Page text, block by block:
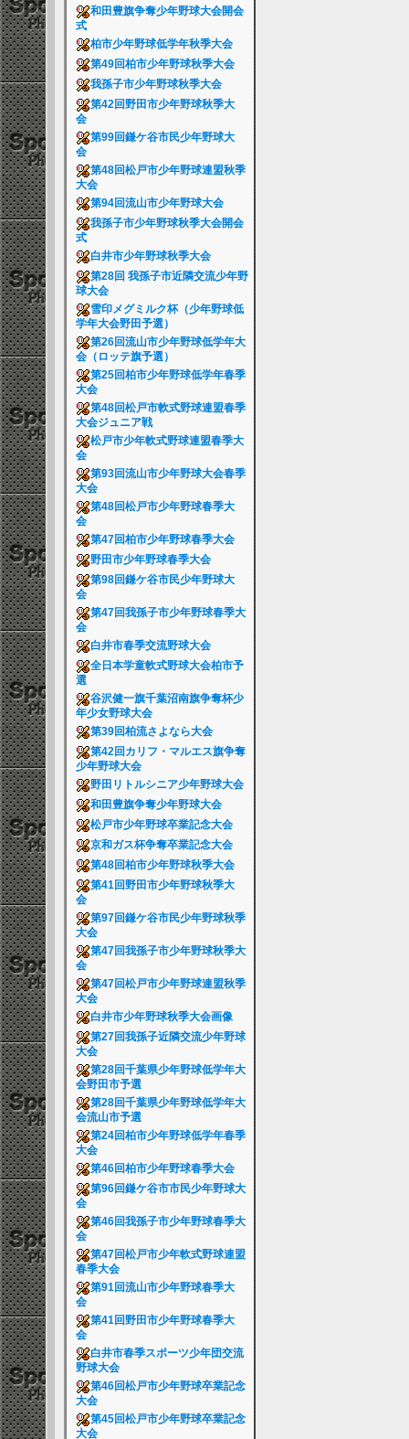
和田豊旗争奪少年野球大会開会
式
柏市少年野球低学年秋季大会
第49回柏市少年野球秋季大会
我孫子市少年野球秋季大会
第42回野田市少年野球秋季大
会
第99回鎌ケ谷市民少年野球大
会
第48回松戸市少年野球連盟秋季
大会
第94回流山市少年野球大会
我孫子市少年野球秋季大会開会
式
白井市少年野球秋季大会
第28回 我孫子市近隣交流少年野
球大会
雪印メグミルク杯（少年野球低
学年大会野田予選）
第26回流山市少年野球低学年大
会（ロッテ旗予選）
第25回柏市少年野球低学年春季
大会
第48回松戸市軟式野球連盟春季
大会ジュニア戦
松戸市少年軟式野球連盟春季大
会
第93回流山市少年野球大会春季
大会
第48回松戸市少年野球春季大
会
第47回柏市少年野球春季大会
野田市少年野球春季大会
第98回鎌ケ谷市民少年野球大
会
第47回我孫子市少年野球春季大
会
白井市春季交流野球大会
全日本学童軟式野球大会柏市予
選
谷沢健一旗千葉沼南旗争奪杯少
年少女野球大会
第39回柏流さよなら大会
第42回カリフ・マルエス旗争奪
少年野球大会
野田リトルシニア少年野球大会
和田豊旗争奪少年野球大会
松戸市少年野球卒業記念大会
京和ガス杯争奪卒業記念大会
第48回柏市少年野球秋季大会
第41回野田市少年野球秋季大
会
第97回鎌ケ谷市民少年野球秋季
大会
第47回我孫子市少年野球秋季大
会
第47回松戸市少年野球連盟秋季
大会
白井市少年野球秋季大会画像
第27回我孫子近隣交流少年野球
大会
第28回千葉県少年野球低学年大
会野田市予選
第28回千葉県少年野球低学年大
会流山市予選
第24回柏市少年野球低学年春季
大会
第46回柏市少年野球春季大会
第96回鎌ケ谷市市民少年野球大
会
第46回我孫子市少年野球春季大
会
第47回松戸市少年軟式野球連盟
春季大会
第91回流山市少年野球春季大
会
第41回野田市少年野球春季大
会
白井市春季スポーツ少年団交流
野球大会
第46回松戸市少年野球卒業記念
大会
第45回松戸市少年野球卒業記念
大会